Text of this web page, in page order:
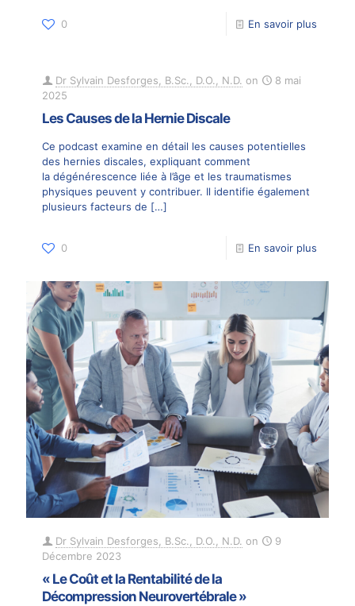
0 En savoir plus
Dr Sylvain Desforges, B.Sc., D.O., N.D. on
8 mai
2025
Les Causes de la Hernie Discale
Ce podcast examine en détail les causes potentielles
des hernies discales, expliquant comment
la dégénérescence liée à l’âge et les traumatismes
physiques peuvent y contribuer. Il identifie également
plusieurs facteurs de […]
0 En savoir plus
Dr Sylvain Desforges, B.Sc., D.O., N.D. on
9
Décembre 2023
« Le Coût et la Rentabilité de la
Décompression Neurovertébrale »